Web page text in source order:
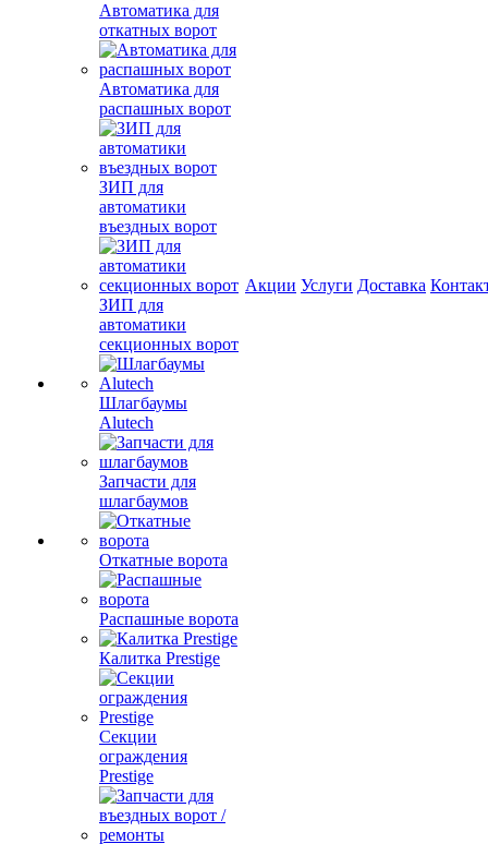
Автоматика для
откатных ворот
Автоматика для
распашных ворот
ЗИП для
автоматики
въездных ворот
ЗИП для
автоматики
секционных ворот
Шлагбаумы
Alutech
Запчасти для
шлагбаумов
Откатные ворота
Распашные ворота
Калитка Prestige
Секции
ограждения
Prestige
Акции Услуги Доставка